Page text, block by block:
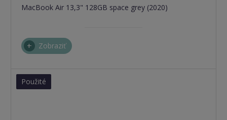
MacBook Air 13,3" 128GB space grey (2020)
Zobraziť
Použité